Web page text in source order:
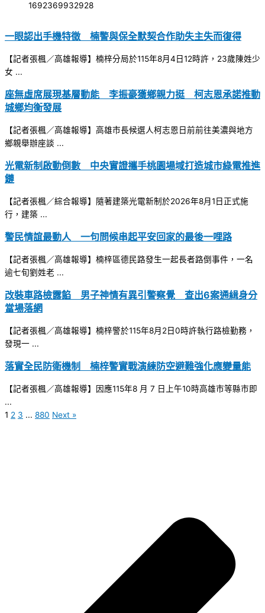
1692369932928
一眼認出手機特徵 楠警與保全默契合作助失主失而復得
【記者張楓／高雄報導】楠梓分局於115年8月4日12時許，23歲陳姓少
女 ...
座無虛席展現基層動能 李振豪獲鄉親力挺 柯志恩承諾推動
城鄉均衡發展
【記者張楓／高雄報導】高雄市長候選人柯志恩日前前往美濃與地方
鄉親舉辦座談 ...
光電新制啟動倒數 中央實證攜手桃園場域打造城市綠電推進
鏈
【記者張楓／綜合報導】隨著建築光電新制於2026年8月1日正式施
行，建築 ...
警民情誼最動人 一句問候串起平安回家的最後一哩路
【記者張楓／高雄報導】楠梓區德民路發生一起長者路倒事件，一名
逾七旬劉姓老 ...
改裝車路檢露餡 男子神情有異引警察覺 查出6案通緝身分
當場落網
【記者張楓／高雄報導】楠梓警於115年8月2日0時許執行路檢勤務，
發現一 ...
落實全民防衛機制 楠梓警實戰演練防空避難強化應變量能
【記者張楓／高雄報導】因應115年8 月 7 日上午10時高雄市等縣市即
...
1 2 3 ... 880 Next »